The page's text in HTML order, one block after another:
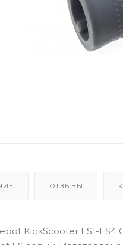
ОТЗЫВЫ
KickScooter ES1-